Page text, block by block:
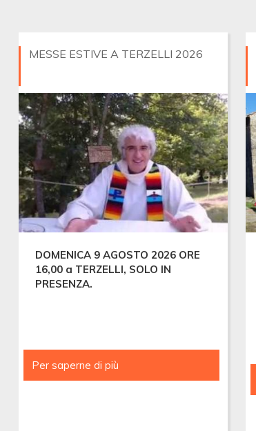
MESSE ESTIVE A TERZELLI 2026
DOMENICA 9 AGOSTO 2026 ORE
16,00 a TERZELLI, SOLO IN
PRESENZA.
Per saperne di più
ESTIVE